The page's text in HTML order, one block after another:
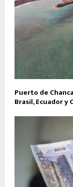
Puerto de
Brasil, Ecuador y